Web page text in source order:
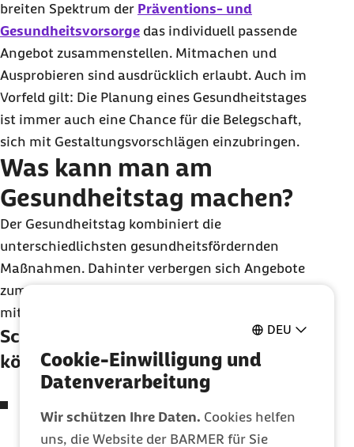
DEU
Cookie-Einwilligung und
Datenverarbeitung
Wir schützen Ihre Daten. Cookies helfen
uns, die Website der BARMER für Sie
breiten Spektrum der Präventions- und
Gesundheitsvorsorge das individuell passende
Angebot zusammenstellen. Mitmachen und
Ausprobieren sind ausdrücklich erlaubt. Auch im
Vorfeld gilt: Die Planung eines Gesundheitstages
ist immer auch eine Chance für die Belegschaft,
sich mit Gestaltungsvorschlägen einzubringen.
Was kann man am
Gesundheitstag machen?
Der Gesundheitstag kombiniert die
unterschiedlichsten gesundheitsfördernden
Maßnahmen. Dahinter verbergen sich Angebote
zum aktiven Mitmachen,
mit Sport-
Schwerpunkte der Gesundheitstage
können sein:
Sitzenbzw.Tragen